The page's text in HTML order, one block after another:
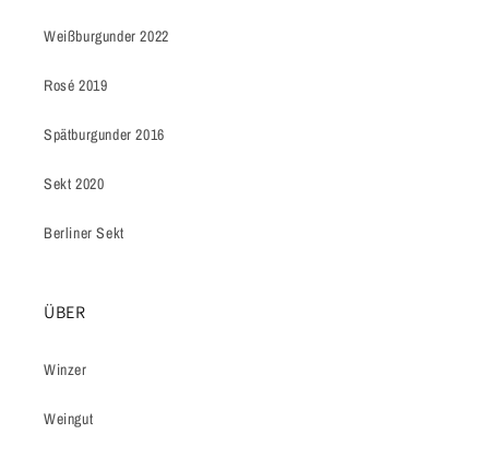
Weißburgunder 2022
Rosé 2019
Spätburgunder 2016
Sekt 2020
Berliner Sekt
ÜBER
Winzer
Weingut